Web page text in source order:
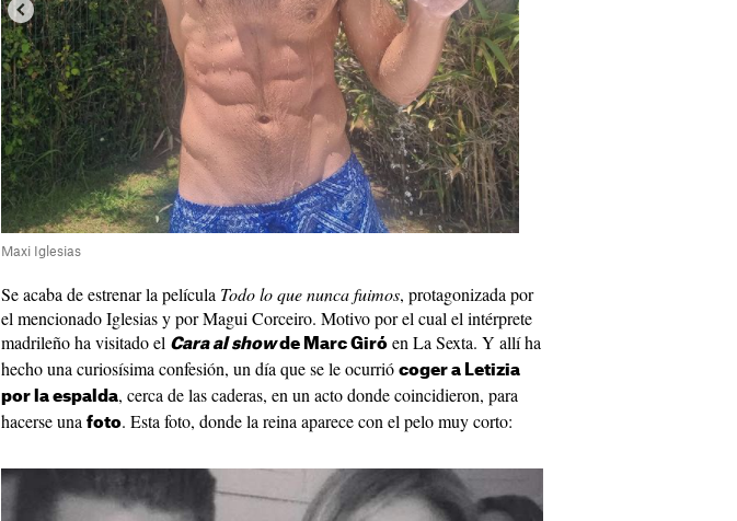
Maxi Iglesias
Se acaba de estrenar la película Todo lo que nunca fuimos, protagonizada por
el mencionado Iglesias y por Magui Corceiro. Motivo por el cual el intérprete
madrileño ha visitado el Cara al showde Marc Giró en La Sexta. Y allí ha
hecho una curiosísima confesión, un día que se le ocurrió coger a Letizia
por la espalda, cerca de las caderas, en un acto donde coincidieron, para
hacerse una foto. Esta foto, donde la reina aparece con el pelo muy corto: